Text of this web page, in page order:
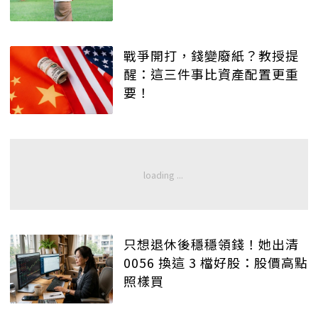
戰爭開打，錢變廢紙？教授提
醒：這三件事比資產配置更重
要！
只想退休後穩穩領錢！她出清
0056 換這 3 檔好股：股價高點
照樣買